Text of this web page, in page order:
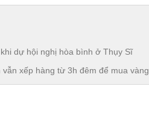
dự hội nghị hòa bình ở Thụy Sĩ
xếp hàng từ 3h đêm để mua vàng